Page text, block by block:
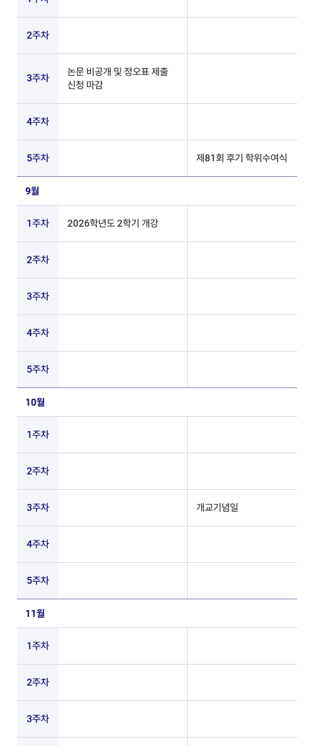
2주차
3주차
논문 비공개 및 정오표 제출
신청 마감
4주차
5주차 제81회 후기 학위수여식
9월
1주차 2026학년도 2학기 개강
2주차
3주차
4주차
5주차
10월
1주차
2주차
3주차 개교기념일
4주차
5주차
11월
1주차
2주차
3주차